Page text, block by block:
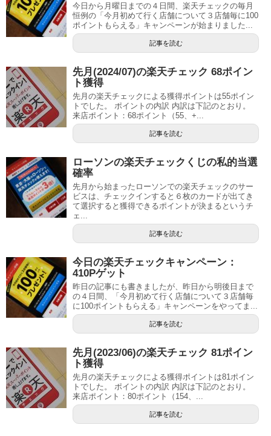
今日から月曜日までの４日間、楽天チェックの毎月
恒例の「今月初めて行く店舗について３店舗毎に100
ポイントもらえる」キャンペーンが始まりました...
記事を読む
先月(2024/07)の楽天チェック 68ポイン
ト獲得
先月の楽天チェックによる獲得ポイントは55ポイン
トでした。 ポイントの内訳 内訳は下記のとおり。
来店ポイント：68ポイント（55、+...
記事を読む
ローソンの楽天チェックくじの私的当選
確率
先月から始まったローソンでの楽天チェックのサー
ビスは、チェックインすると６枚のカードが出てき
て選択すると獲得できるポイントが決まるというチ
ェ...
記事を読む
今日の楽天チェックキャンペーン：
410Pゲット
昨日の記事にも書きましたが、昨日から明後日まで
の４日間、「今月初めて行く店舗について３店舗毎
に100ポイントもらえる」キャンペーンをやってま...
記事を読む
先月(2023/06)の楽天チェック 81ポイン
ト獲得
先月の楽天チェックによる獲得ポイントは81ポイン
トでした。 ポイントの内訳 内訳は下記のとおり。
来店ポイント：80ポイント（154、...
記事を読む